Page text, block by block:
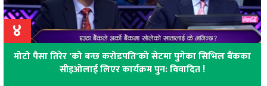
४
मोटो पैसा तिरेर 'को बन्छ करोडपति'को सेटमा पुगेका सिभिल बैंकका
सीइओलाई लिएर कार्यक्रम पुन: विवादित !